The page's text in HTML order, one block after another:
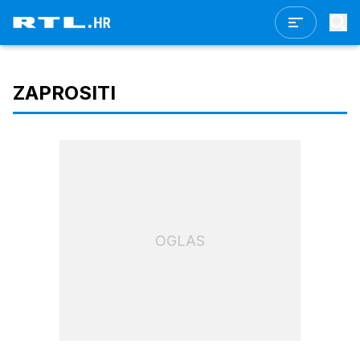
ZAPROSITI
OGLAS